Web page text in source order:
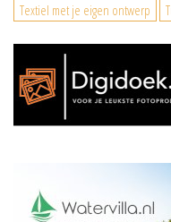
Textiel met je eigen ontwerp